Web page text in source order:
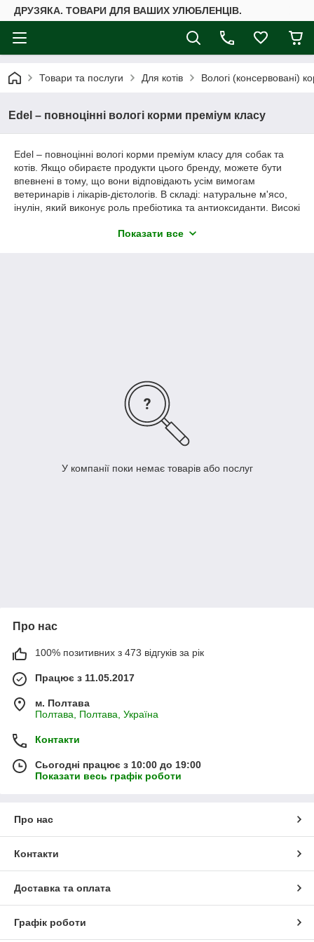
ДРУЗЯКА. ТОВАРИ ДЛЯ ВАШИХ УЛЮБЛЕНЦІВ.
Товари та послуги Для котів Вологі (консервовані)
Edel – повноцінні вологі корми преміум класу
Edel – повноцінні вологі корми преміум класу для собак та
котів. Якщо обираєте продукти цього бренду, можете бути
впевнені в тому, що вони відповідають усім вимогам
ветеринарів і лікарів-дієтологів. В складі: натуральне м'ясо,
інулін, який виконує роль пребіотика та антиоксиданти. Високі
барвників чи харчових добавок.
Показати все
У компанії поки немає товарів або послуг
Про нас
100% позитивних з 473 відгуків за рік
Працює з 11.05.2017
м. Полтава
Полтава, Полтава, Україна
Контакти
Сьогодні працює з 10:00 до 19:00
Показати весь графік роботи
Про нас
Контакти
Доставка та оплата
Графік роботи